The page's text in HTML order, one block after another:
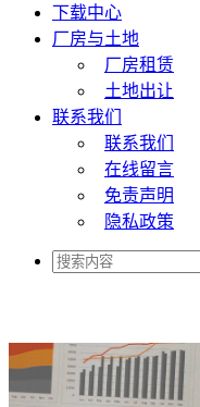
下载中心
厂房与土地
厂房租赁
土地出让
联系我们
联系我们
在线留言
免责声明
隐私政策